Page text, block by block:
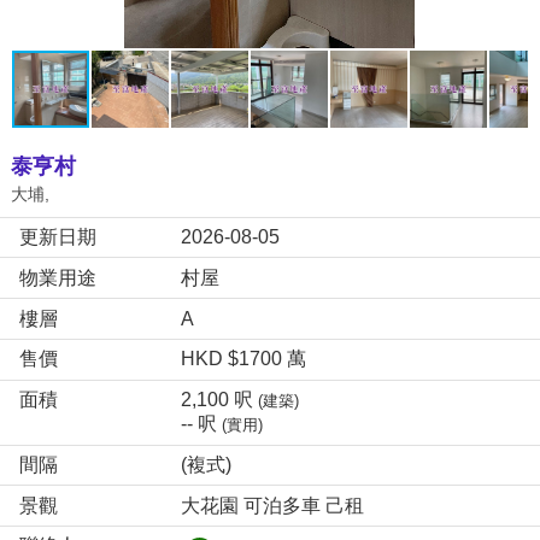
泰亨村
大埔,
更新日期
2026-08-05
物業用途
村屋
樓層
A
售價
HKD $1700 萬
面積
2,100 呎(建築)
-- 呎(實用)
間隔
(複式)
景觀
大花園 可泊多車 己租